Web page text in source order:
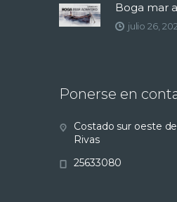
Boga mar
julio 26,
Ponerse en
Costado sur oeste
Rivas
25633080